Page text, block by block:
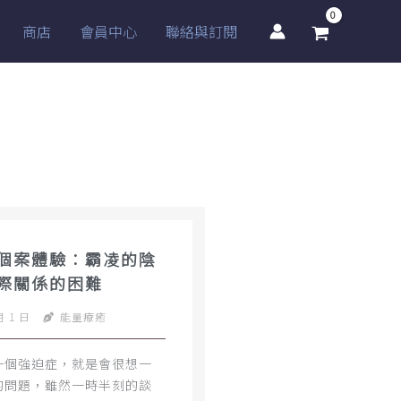
商店 會員中心 聯絡與訂閱
案體驗：霸凌的陰
關係的困難
1 日 能量療癒
個強迫症，就是會很想一
題，雖然一時半刻的談